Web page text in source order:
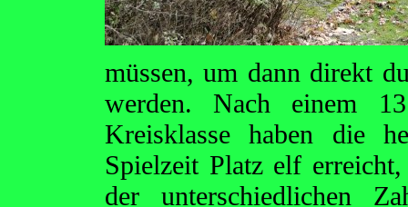
müssen, um dann direkt
werden. Nach einem
Kreisklasse haben die
Spielzeit Platz elf
der unterschiedlichen